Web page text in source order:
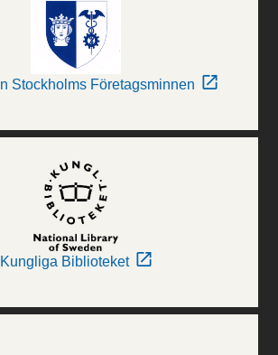
Stockholms Företagsminnen
Kungliga Biblioteket